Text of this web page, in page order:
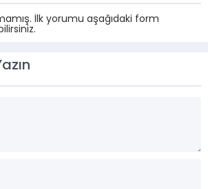
İlk yorumu aşağıdaki form